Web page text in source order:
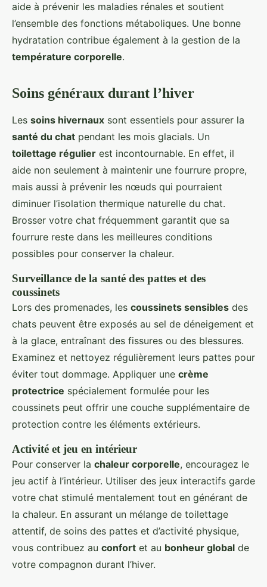
aide à prévenir les maladies rénales et soutient
l’ensemble des fonctions métaboliques. Une bonne
hydratation contribue également à la gestion de la
température corporelle.
Soins généraux durant l’hiver
Les soins hivernaux sont essentiels pour assurer la
santé du chat pendant les mois glacials. Un
toilettage régulier est incontournable. En effet, il
aide non seulement à maintenir une fourrure propre,
mais aussi à prévenir les nœuds qui pourraient
diminuer l’isolation thermique naturelle du chat.
Brosser votre chat fréquemment garantit que sa
fourrure reste dans les meilleures conditions
possibles pour conserver la chaleur.
Surveillance de la santé des pattes et des
coussinets
Lors des promenades, les coussinets sensibles des
chats peuvent être exposés au sel de déneigement et
à la glace, entraînant des fissures ou des blessures.
Examinez et nettoyez régulièrement leurs pattes pour
éviter tout dommage. Appliquer une crème
protectrice spécialement formulée pour les
coussinets peut offrir une couche supplémentaire de
protection contre les éléments extérieurs.
Activité et jeu en intérieur
Pour conserver la chaleur corporelle, encouragez le
jeu actif à l’intérieur. Utiliser des jeux interactifs garde
votre chat stimulé mentalement tout en générant de
la chaleur. En assurant un mélange de toilettage
attentif, de soins des pattes et d’activité physique,
vous contribuez au confort et au bonheur global de
votre compagnon durant l’hiver.